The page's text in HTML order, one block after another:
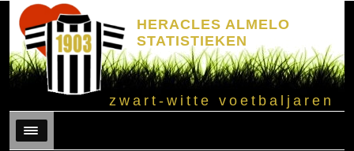
HERACLES ALMELO
STATISTIEKEN
zwart-witte voetbaljaren
Menu